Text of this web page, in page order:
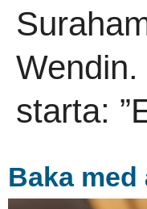
starta:
Baka